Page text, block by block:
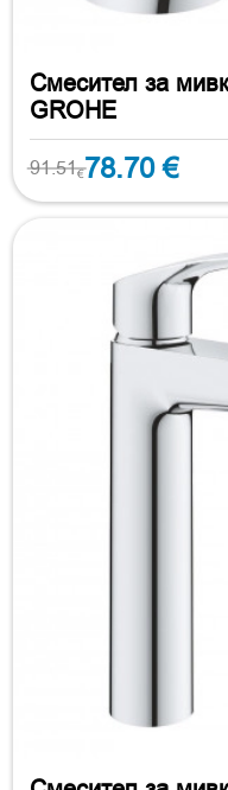
Смесител за
GROHE
91.51€78.70 €